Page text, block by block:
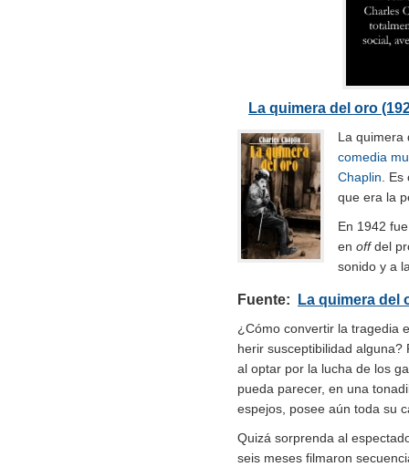
La quimera del oro
La quimera
comedia
Chaplin .
que era la
En 1942
en offdel
sonido y a
Fuente: La quimera del
¿Cómo convertir la tragedia
herir susceptibilidad
al optar por la lucha de los
pueda parecer, en una
espejos, posee aún toda su
Quizá sorprenda al
seis meses filmaron